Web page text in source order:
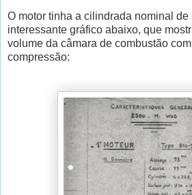
O motor tinha a cilindrada nominal de
interessante gráfico abaixo, que
volume da câmara de combustão
compressão: